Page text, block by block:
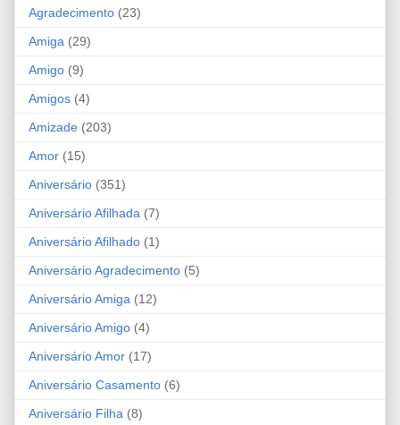
Agradecimento (23)
Amiga (29)
Amigo (9)
Amigos (4)
Amizade (203)
Amor (15)
Aniversário (351)
Aniversário Afilhada (7)
Aniversário Afilhado (1)
Aniversário Agradecimento (5)
Aniversário Amiga (12)
Aniversário Amigo (4)
Aniversário Amor (17)
Aniversário Casamento (6)
Aniversário Filha (8)